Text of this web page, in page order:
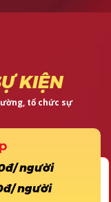
KIỆN
tổ chức sự
người
người